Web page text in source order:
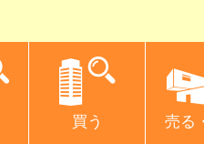
買う 売る